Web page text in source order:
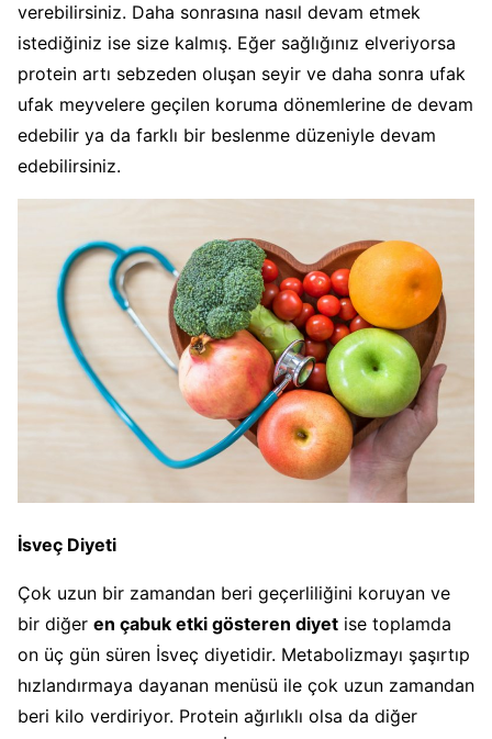
verebilirsiniz. Daha sonrasına nasıl devam etmek
istediğiniz ise size kalmış. Eğer sağlığınız elveriyorsa
protein artı sebzeden oluşan seyir ve daha sonra ufak
ufak meyvelere geçilen koruma dönemlerine de devam
edebilir ya da farklı bir beslenme düzeniyle devam
edebilirsiniz.
İsveç Diyeti
Çok uzun bir zamandan beri geçerliliğini koruyan ve
bir diğer en çabuk etki gösteren diyet ise toplamda
on üç gün süren İsveç diyetidir. Metabolizmayı şaşırtıp
hızlandırmaya dayanan menüsü ile çok uzun zamandan
beri kilo verdiriyor. Protein ağırlıklı olsa da diğer